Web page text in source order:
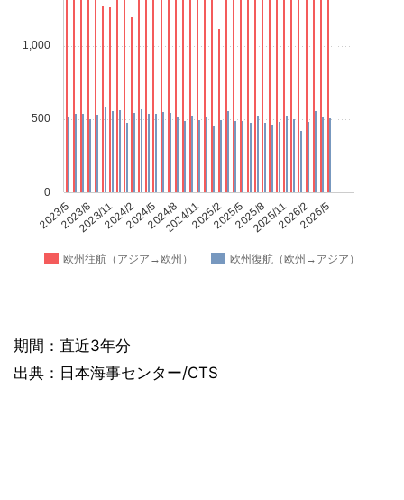
欧州往航（アジア→欧州） 欧州復航（欧州→アジア）
2023/52023/11 2024/52024/11 2025/52025/11 2026/5
2023/8 2024/2 2024/8 2025/2 2025/8 2026/2
0
500
1,000
期間：直近3年分
出典：日本海事センター/CTS